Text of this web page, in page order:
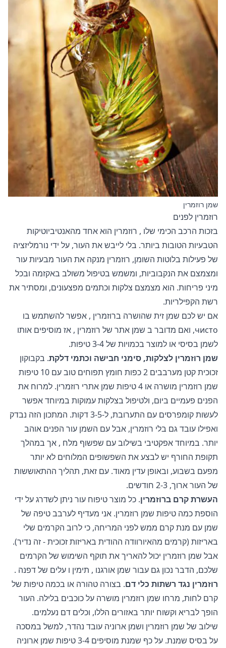
שמן רוזמרין
רוזמרין לפנים
בזכות הרכב הכימי שלו , רוזמרין הוא אחד מהאנטיביוטיקות
הטבעיות הטובות ביותר. בלי לייבש את העור, על ידי נורמליזציה
של פעילות בלוטות השומן, רוזמרין מנקה את העור מבעיות עור
ומצמצם את הנקבוביות, ומשמש בטיפול משולב באקזמה ובכל
מיני פריחות. הוא מצמצם צלקות וכתמים מפצעונים, ומסתיר את
רשת הקפילריות.
אם יש לכם שמן זית שהושרה ברוזמרין , אפשר להשתמש בו
чисто, ואם מדובר ב
שמן אתר של רוזמרין , אז מוסיפים אותו
לשמן בסיסי או למוצר בכמויות של 3-4 טיפות.
שמן רוזמרין לצלקות, סימני חבישה וכתמי דלקת. בקבוקון
זכוכית קטן מערבבים 2 כפות חומץ תפוחים טוב עם 10 טיפות
שמן רוזמרין מושרה או 4 טיפות שמן אתרי רוזמרין. למרוח את
הפנים פעמיים ביום, ולטיפול בצלקות עמוקות במיוחד אפשר
לעשות קומפרסים עם התערובת, ל-3-5 דקות. המתכון הזה נבדק
ואפילו עובד גם בלי רוזמרין, אבל עם השמן עור הפנים אוהב
יותר. במיוחד אפקטיבי בשילוב עם שפשוף מלח , אך במהלך
תקופת החורף יש לבצע את השפשופים המלוחים לא יותר
מפעם בשבוע, ובאופן עדין מאוד. עם זאת, תהליך ההתאוששות
של העור ארוך, 2-3 חודשים.
העשרת קרם ברוזמרין. כל מוצר טיפוח עור ניתן לשדרג על ידי
הוספת כמה טיפות שמן רוזמרין. אני מעדיף לערבב טיפה של
שמן עם מנת קרם ממש לפני המריחה, כי לרוב הקרמים שלי
באריזות (קרמים מהאיורוודה ההודית באריזות זכוכית - זה נדיר).
אבל שמן רוזמרין יכול להאריך את תוקף השימוש של הקרמים
שלכם, הדבר נכון גם עבור שמן אורגנו , תימין ו עלים של דפנה .
רוזמרין נגד רשתות כלי דם. בצורה טהורה או בכמה טיפות של
קרם לחות, מרחו שמן רוזמרין מושרה על כוכבים בלילה. העור
הופך לבריא וקשוח יותר באזורים הללו, וכלים דם נעלמים.
שילוב של שמן רוזמרין ושמן ארוניה עובד נהדר, למשל במסכה
על בסיס שמנת. על כף שמנת מוסיפים 3-4 טיפות שמן ארוניה